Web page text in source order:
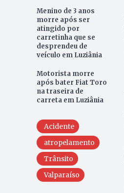
Menino de 3 anos
morre após ser
atingido por
carretinha que se
desprendeu de
veículo em Luziânia
Motorista morre
após bater Fiat Toro
na traseira de
carreta em Luziânia
Acidente
atropelamento
Trânsito
Valparaíso